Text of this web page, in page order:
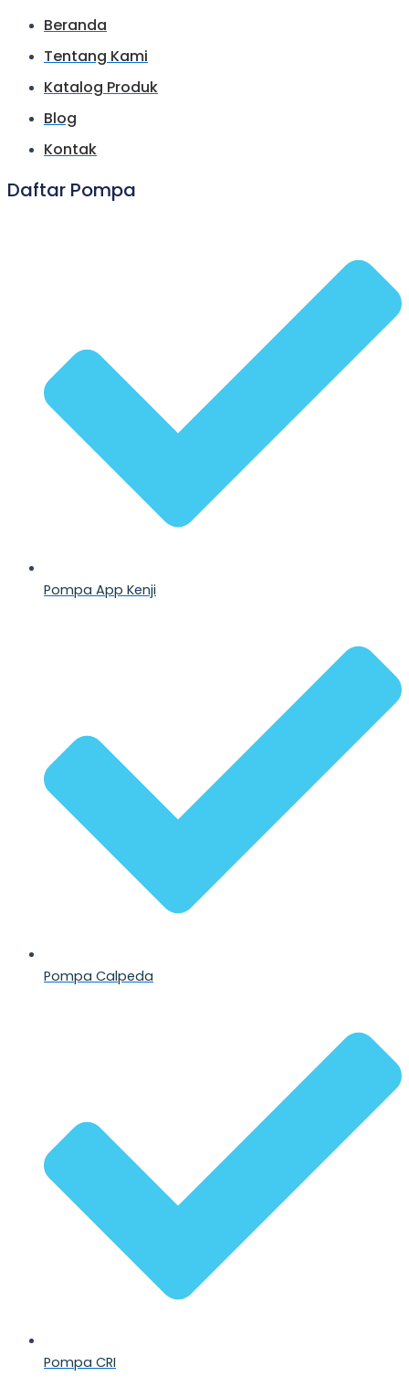
Beranda
Tentang Kami
Katalog Produk
Blog
Kontak
Daftar Pompa
Pompa App Kenji
Pompa Calpeda
Pompa CRI